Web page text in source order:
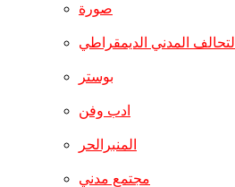
صورة
التحالف المدني الديمقراطي
بوستر
ادب وفن
المنبرالحر
مجتمع مدني